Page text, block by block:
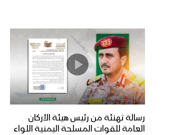
رسالة تهنئة من رئيس هيئة الأركان
العامة للقوات المسلحة اليمنية اللواء